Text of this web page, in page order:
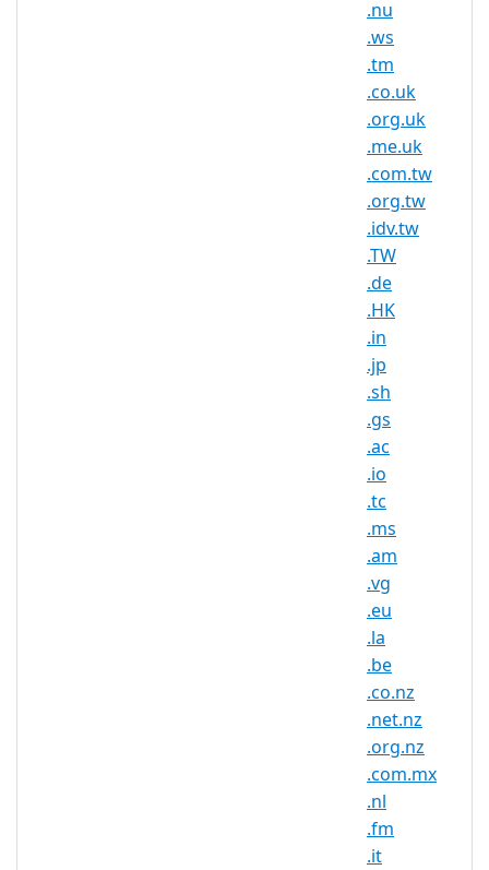
.nu
.ws
.tm
.co.uk
.org.uk
.me.uk
.com.tw
.org.tw
.idv.tw
.TW
.de
.HK
.in
.jp
.sh
.gs
.ac
.io
.tc
.ms
.am
.vg
.eu
.la
.be
.co.nz
.net.nz
.org.nz
.com.mx
.nl
.fm
.it